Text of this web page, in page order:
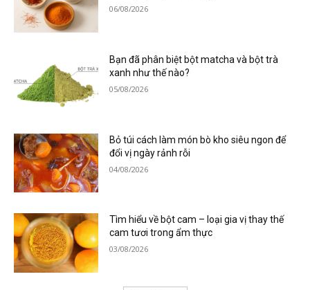
06/08/2026
Bạn đã phân biệt bột matcha và bột trà
xanh như thế nào?
05/08/2026
Bỏ túi cách làm món bò kho siêu ngon để
đổi vị ngày rảnh rỗi
04/08/2026
Tìm hiểu về bột cam – loại gia vị thay thế
cam tươi trong ẩm thực
03/08/2026